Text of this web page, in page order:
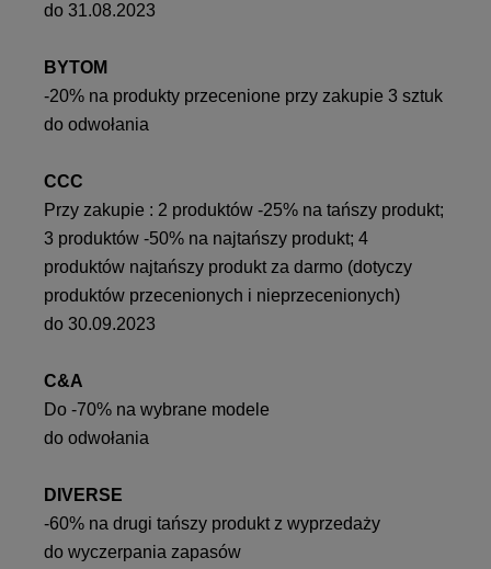
do 31.08.2023
BYTOM
-20% na produkty przecenione przy zakupie 3 sztuk
do odwołania
CCC
Przy zakupie : 2 produktów -25% na tańszy produkt;
3 produktów -50% na najtańszy produkt; 4
produktów najtańszy produkt za darmo (dotyczy
produktów przecenionych i nieprzecenionych)
do 30.09.2023
C&A
Do -70% na wybrane modele
do odwołania
DIVERSE
-60% na drugi tańszy produkt z wyprzedaży
do wyczerpania zapasów